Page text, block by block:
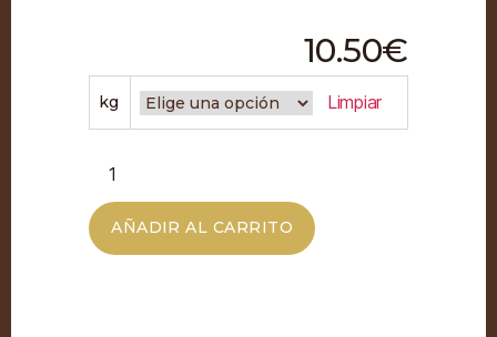
10.50€
kg Limpiar
AÑADIR AL CARRITO